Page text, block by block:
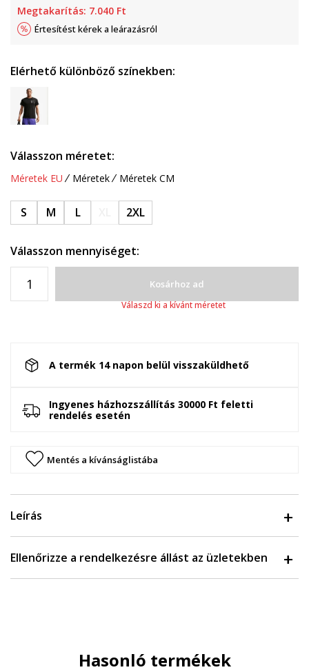
Megtakarítás: 7.040 Ft
Értesítést kérek a leárazásról
Elérhető különböző színekben:
Válasszon méretet:
Méretek EU Méretek Méretek CM
S M L 2XL
Válasszon mennyiséget:
Kosárhoz ad
Válaszd ki a kívánt méretet
A termék 14 napon belül visszaküldhető
Ingyenes házhozszállítás 30000 Ft feletti
rendelés esetén
Mentés a kívánságlistába
Leírás
Ellenőrizze a rendelkezésre állást az üzletekben
Hasonló termékek